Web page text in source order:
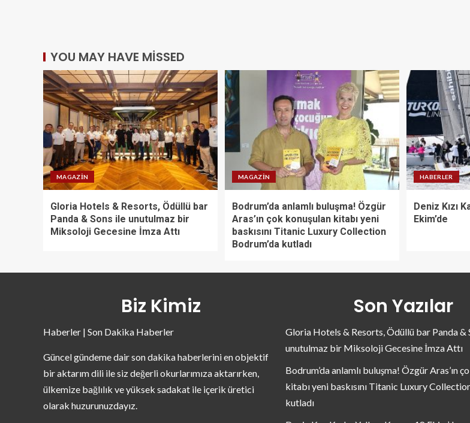
YOU MAY HAVE MISSED
MAGAZIN
Gloria Hotels & Resorts, Ödüllü bar
Panda & Sons ile unutulmaz bir
Miksoloji Gecesine İmza Attı
MAGAZIN
Bodrum’da anlamlı buluşma! Özgür
Aras’ın çok konuşulan kitabı yeni
baskısını Titanic Luxury Collection
Bodrum’da kutladı
HABERLER
Deniz Kızı
Ekim’de
Biz Kimiz
Haberler | Son Dakika Haberler
Güncel gündeme dair son dakika haberlerini en objektif
bir aktarım dili ile siz değerli okurlarımıza aktarırken,
ülkemize bağlılık ve yüksek sadakat ile içerik üretici
olarak huzurunuzdayız.
Son Yazılar
Gloria Hotels & Resorts, Ödüllü bar Panda &
unutulmaz bir Miksoloji Gecesine İmza Attı
Bodrum’da anlamlı buluşma! Özgür Aras’ın
kitabı yeni baskısını Titanic Luxury
kutladı